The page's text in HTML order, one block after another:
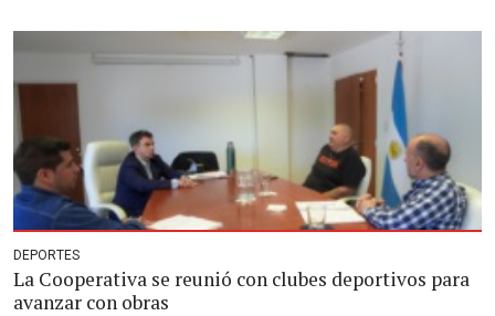
DEPORTES
La Cooperativa se reunió con clubes deportivos para
avanzar con obras